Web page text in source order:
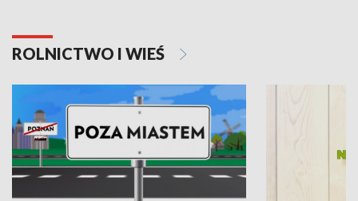
ROLNICTWO I WIEŚ